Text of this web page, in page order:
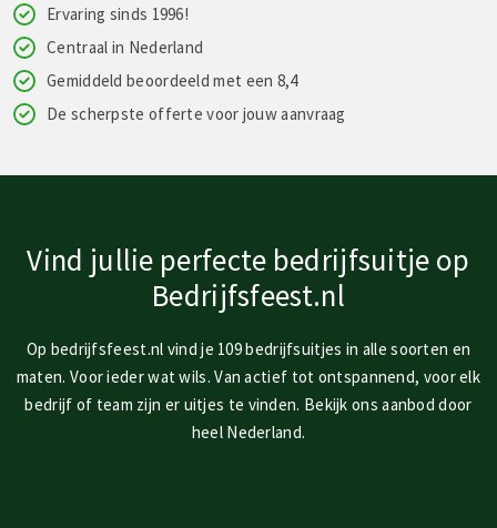
Ervaring sinds 1996!
Centraal in Nederland
Gemiddeld beoordeeld met een 8,4
De scherpste offerte voor jouw aanvraag
Vind jullie perfecte bedrijfsuitje op
Bedrijfsfeest.nl
Op bedrijfsfeest.nl vind je 109 bedrijfsuitjes in alle soorten en
maten. Voor ieder wat wils. Van actief tot ontspannend, voor elk
bedrijf of team zijn er uitjes te vinden. Bekijk ons aanbod door
heel Nederland.